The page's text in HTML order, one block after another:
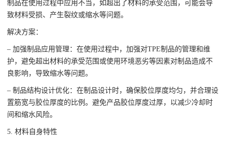
制品在使用过程中应用不当，如超出了材料的承受范围，可能会导
致材料受损、产生裂纹或缩水等问题。
解决方案：
– 加强制品应用管理：在使用过程中，加强对TPE制品的管理和维
护，避免超出材料的承受范围或使用环境恶劣等因素对制品造成不
良影响，导致缩水等问题。
– 制品结构设计优化：在制品设计时，确保胶位厚度均匀，并合理设
置筋宽与胶位厚度的比例。避免产品胶位厚度过厚，以减少冷却时
间和缩水风险。
5. 材料自身特性